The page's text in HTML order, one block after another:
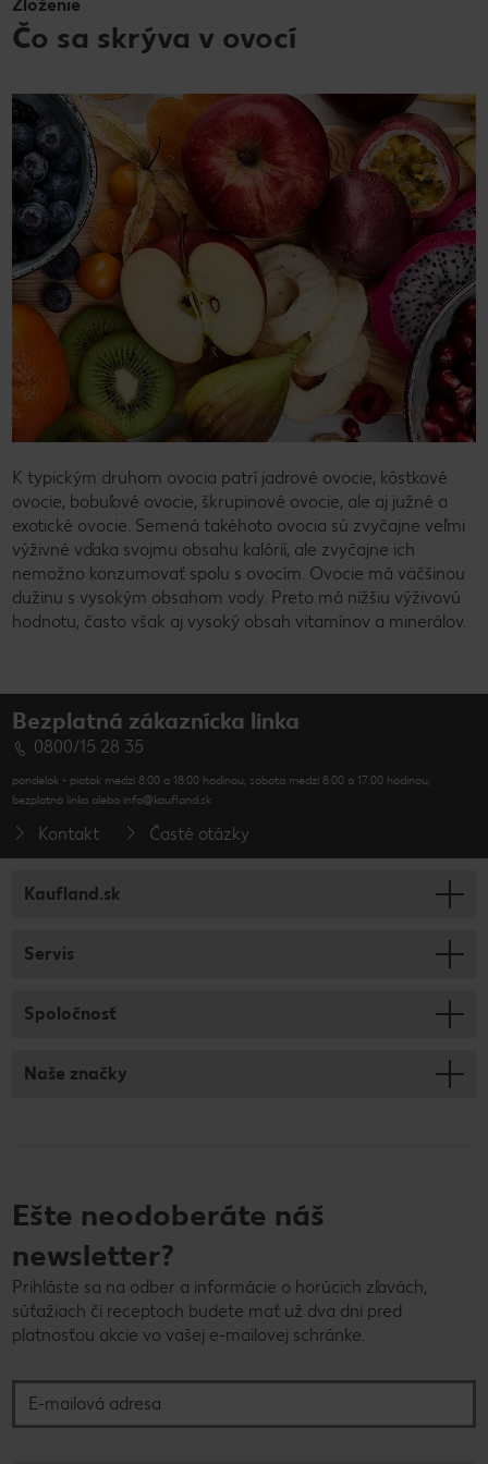
Zloženie
Čo sa skrýva v ovocí
K typickým druhom ovocia patrí jadrové ovocie, kôstkové
ovocie, bobuľové ovocie, škrupinové ovocie, ale aj južné a
exotické ovocie. Semená takéhoto ovocia sú zvyčajne veľmi
výživné vďaka svojmu obsahu kalórií, ale zvyčajne ich
nemožno konzumovať spolu s ovocím. Ovocie má väčšinou
dužinu s vysokým obsahom vody. Preto má nižšiu výživovú
hodnotu, často však aj vysoký obsah vitamínov a minerálov.
Bezplatná zákaznícka linka
0800/15 28 35
pondelok - piatok medzi 8:00 a 18:00 hodinou, sobota medzi 8:00 a 17:00 hodinou,
bezplatná linka alebo info@kaufland.sk
Kontakt Časté otázky
Kaufland.sk
Servis
Spoločnosť
Naše značky
Ešte neodoberáte náš
newsletter?
Prihláste sa na odber a informácie o horúcich zľavách,
súťažiach či receptoch budete mať už dva dni pred
platnosťou akcie vo vašej e-mailovej schránke.